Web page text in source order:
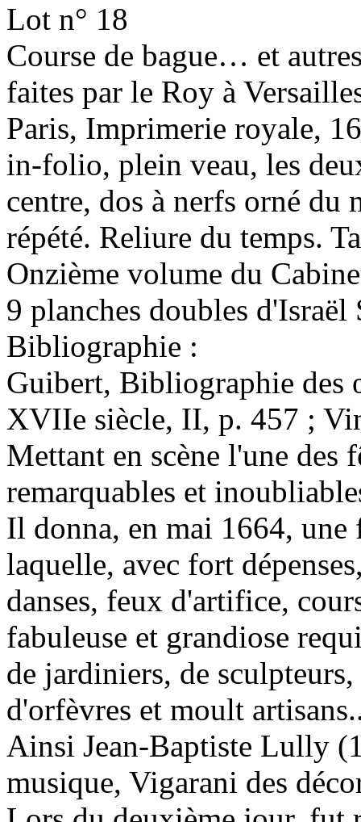
Lot n° 18
Course de bague… et
faites par le Roy à
Paris, Imprimerie royale,
in-folio, plein veau, les
centre, dos à nerfs orné
répété. Reliure du temps.
Onzième volume du
9 planches doubles d'Israël
Bibliographie :
Guibert, Bibliographie des
XVIIe siècle, II, p. 457 ;
Mettant en scène l'une des
remarquables et
Il donna, en mai 1664, une
laquelle, avec fort
danses, feux d'artifice,
fabuleuse et grandiose
de jardiniers, de
d'orfèvres et moult
Ainsi Jean-Baptiste Lully
musique, Vigarani des